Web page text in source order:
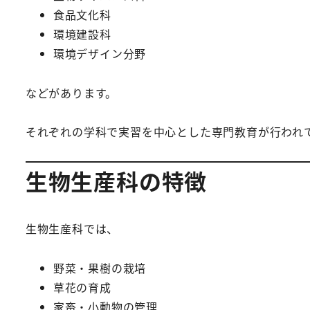
食品文化科
環境建設科
環境デザイン分野
などがあります。
それぞれの学科で実習を中心とした専門教育が行われ
生物生産科の特徴
生物生産科では、
野菜・果樹の栽培
草花の育成
家畜・小動物の管理